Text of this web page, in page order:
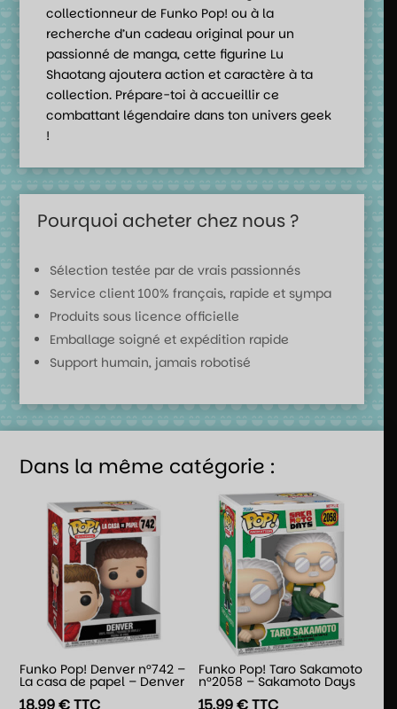
collectionneur de Funko Pop! ou à la
recherche d’un cadeau original pour un
passionné de manga, cette figurine Lu
Shaotang ajoutera action et caractère à ta
collection. Prépare-toi à accueillir ce
combattant légendaire dans ton univers geek
!
Pourquoi acheter chez nous ?
Sélection testée par de vrais passionnés
Service client 100% français, rapide et sympa
Produits sous licence officielle
Emballage soigné et expédition rapide
Support humain, jamais robotisé
Dans la même catégorie :
Funko Pop! Denver n°742 –
La casa de papel – Denver
Funko Pop! Taro Sakamoto
n°2058 – Sakamoto Days